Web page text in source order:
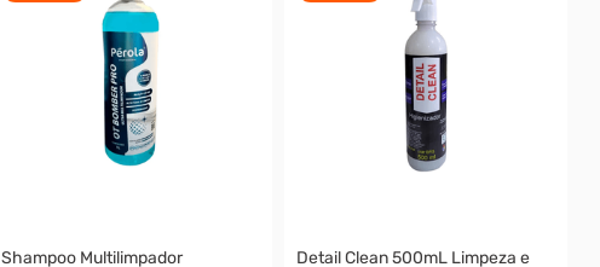
Shampoo Multilimpador
Detail Clean 500mL Limpeza e